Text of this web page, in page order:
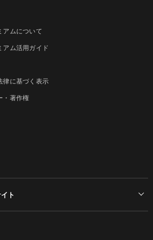
アムについて
アム活用ガイド
律に基づく表示
・著作権
ト